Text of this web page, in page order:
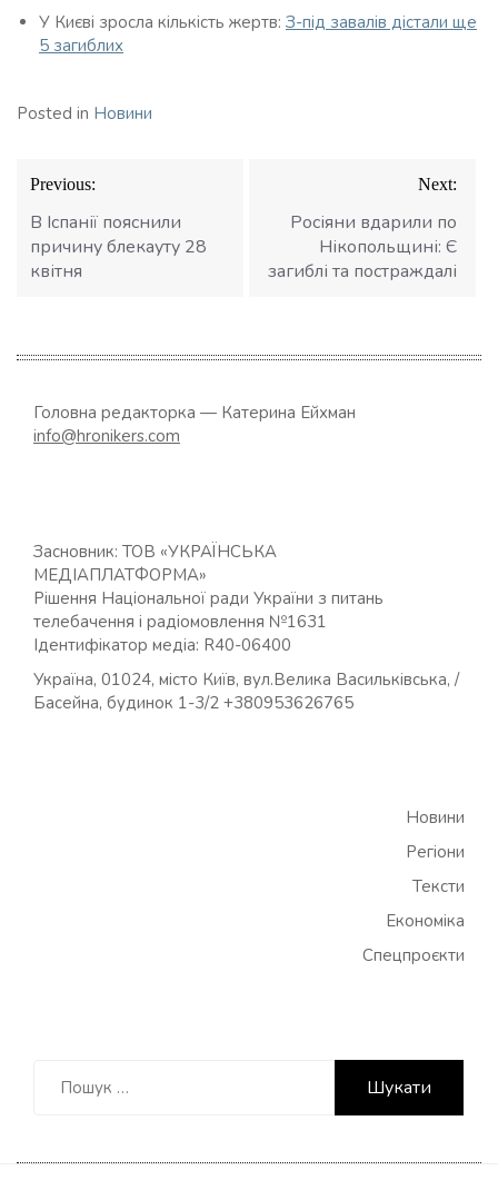
У Києві зросла кількість жертв: З-під завалів дістали ще
5 загиблих
Posted in Новини
Навігація
записів
Previous:
В Іспанії пояснили
причину блекауту 28
квітня
Next:
Росіяни вдарили по
Нікопольщині: Є
загиблі та постраждалі
Головна редакторка — Катерина Ейхман
info@hronikers.com
Засновник: ТОВ «УКРАЇНСЬКА
МЕДІАПЛАТФОРМА»
Рішення Національної ради України з питань
телебачення і радіомовлення №1631
Ідентифікатор медіа: R40-06400
Україна, 01024, місто Київ, вул.Велика Васильківська, /
Басейна, будинок 1-3/2 +380953626765
Новини
Регіони
Тексти
Економіка
Спецпроєкти